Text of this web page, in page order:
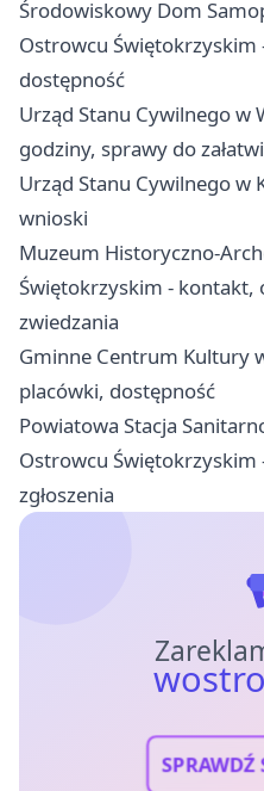
Środowiskowy Dom
Ostrowcu Świętokrzyskim
dostępność
Urząd Stanu Cywilnego w
godziny, sprawy do
Urząd Stanu Cywilnego w
wnioski
Muzeum Historyczno-
Świętokrzyskim - kontakt,
zwiedzania
Gminne Centrum Kultury
placówki, dostępność
Powiatowa Stacja
Ostrowcu Świętokrzyskim
zgłoszenia
SPRAWDŹ